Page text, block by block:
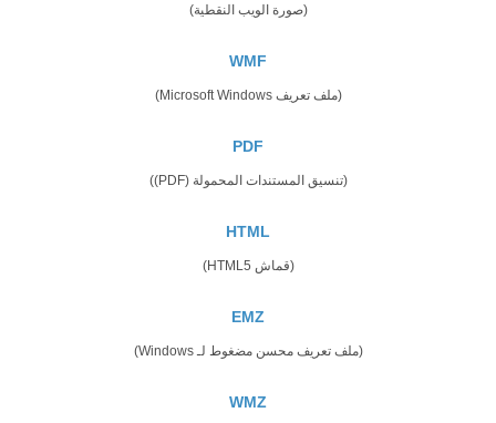
(صورة الويب النقطية)
WMF
(ملف تعريف Microsoft Windows)
PDF
(تنسيق المستندات المحمولة (PDF))
HTML
(قماش HTML5)
EMZ
(ملف تعريف محسن مضغوط لـ Windows)
WMZ